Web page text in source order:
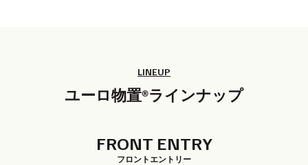
LINEUP
ユーロ物置®ラインナップ
FRONT ENTRY
フロントエントリー